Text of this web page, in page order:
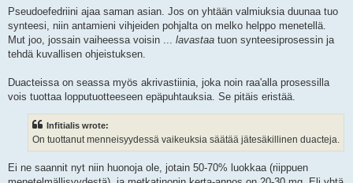
Pseudoefedriini ajaa saman asian. Jos on yhtään valmiuksia duunaa tuo
synteesi, niin antamieni vihjeiden pohjalta on melko helppo menetellä.
Mut joo, jossain vaiheessa voisin ... lavastaa tuon synteesiprosessin ja
tehdä kuvallisen ohjeistuksen.
Duacteissa on seassa myös akrivastiinia, joka noin raa'alla prosessilla
vois tuottaa lopputuotteeseen epäpuhtauksia. Se pitäis eristää.
Infitialis wrote:
On tuottanut menneisyydessä vaikeuksia säätää jätesäkillinen duacteja.
Ei ne saannit nyt niin huonoja ole, jotain 50-70% luokkaa (riippuen